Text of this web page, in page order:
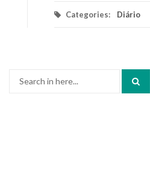
Categories: Diário